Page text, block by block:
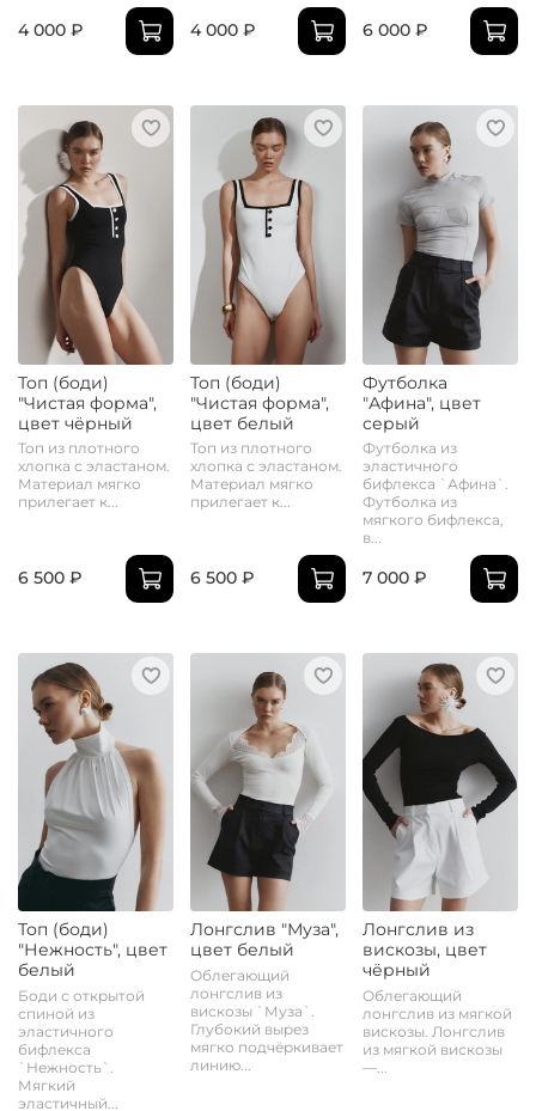
4 000 ₽ 4 000 ₽ 6 000 ₽
Топ (боди)
"Чистая форма",
цвет чёрный
Топ из плотного
хлопка с эластаном.
Материал мягко
прилегает к...
6 500 ₽
Топ (боди)
"Чистая форма",
цвет белый
Топ из плотного
хлопка с эластаном.
Материал мягко
прилегает к...
6 500 ₽
Футболка
"Афина", цвет
серый
Футболка из
эластичного
бифлекса `Афина`.
Футболка из
мягкого бифлекса,
в...
7 000 ₽
Топ (боди)
"Нежность", цвет
белый
Боди с открытой
спиной из
эластичного
бифлекса
`Нежность`.
Мягкий
эластичный...
Лонгслив "Муза",
цвет белый
Облегающий
лонгслив из
вискозы `Муза`.
Глубокий вырез
мягко подчёркивает
линию...
Лонгслив из
вискозы, цвет
чёрный
Облегающий
лонгслив из мягкой
вискозы. Лонгслив
из мягкой вискозы
—...